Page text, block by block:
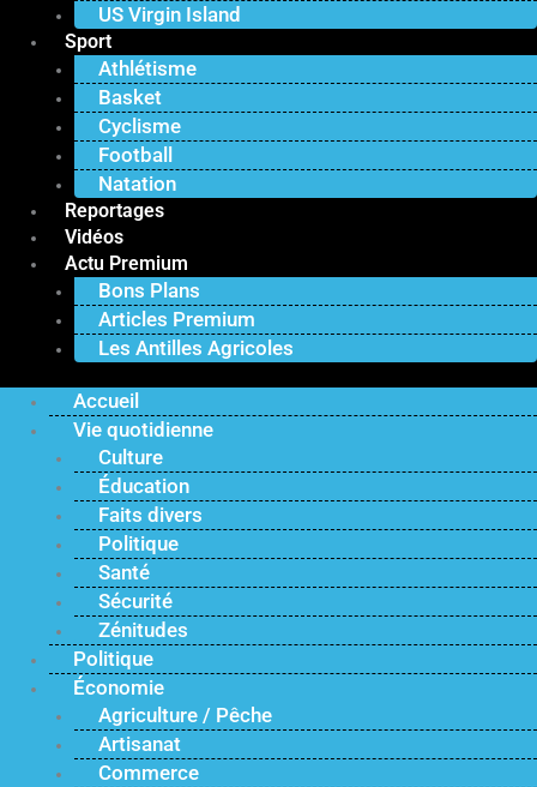
US Virgin Island
Sport
Athlétisme
Basket
Cyclisme
Football
Natation
Reportages
Vidéos
Actu Premium
Bons Plans
Articles Premium
Les Antilles Agricoles
Accueil
Vie quotidienne
Culture
Éducation
Faits divers
Politique
Santé
Sécurité
Zénitudes
Politique
Économie
Agriculture / Pêche
Artisanat
Commerce